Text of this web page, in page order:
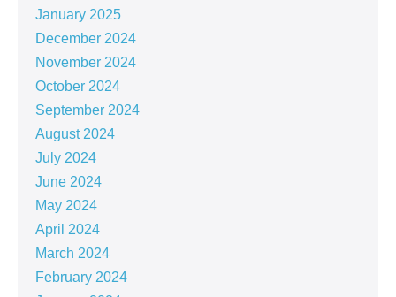
January 2025
December 2024
November 2024
October 2024
September 2024
August 2024
July 2024
June 2024
May 2024
April 2024
March 2024
February 2024